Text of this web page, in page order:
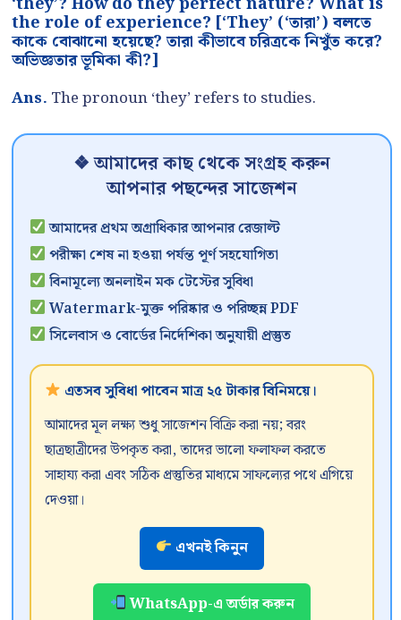
the role of experience? [‘They’ (‘তারা’) বলতে
কাকে বোঝানো হয়েছে? তারা কীভাবে চরিত্রকে নিখুঁত করে?
অভিজ্ঞতার ভূমিকা কী?]
Ans. The pronoun ‘they’ refers to studies.
❖ আমাদের কাছ থেকে সংগ্রহ করুন
আপনার পছন্দের সাজেশন
আমাদের প্রথম অগ্রাধিকার আপনার রেজাল্ট
পরীক্ষা শেষ না হওয়া পর্যন্ত পূর্ণ সহযোগিতা
বিনামূল্যে অনলাইন মক টেস্টের সুবিধা
Watermark-মুক্ত পরিষ্কার ও পরিচ্ছন্ন PDF
সিলেবাস ও বোর্ডের নির্দেশিকা অনুযায়ী প্রস্তুত
এতসব সুবিধা পাবেন মাত্র ২৫ টাকার বিনিময়ে।
আমাদের মূল লক্ষ্য শুধু সাজেশন বিক্রি করা নয়; বরং
ছাত্রছাত্রীদের উপকৃত করা, তাদের ভালো ফলাফল করতে
সাহায্য করা এবং সঠিক প্রস্তুতির মাধ্যমে সাফল্যের পথে এগিয়ে
দেওয়া।
এখনই কিনুন
WhatsApp-এ অর্ডার করুন